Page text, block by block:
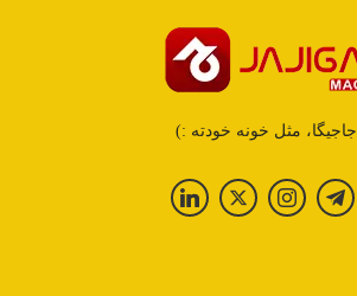
جاجیگا، مثل خونه خودته :)